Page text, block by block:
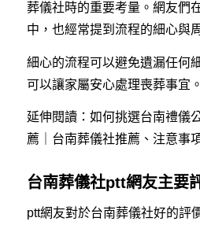
葬儀社時的重要考量。網友們
中，也經常提到流程的細心與
細心的流程可以避免遺漏任何
可以讓家屬安心處理喪葬事宜。
延伸閱讀： 如何挑選台南禮儀
薦｜台南葬儀社推薦、注意事
台南葬儀社ptt網友主要
ptt網友對於台南葬儀社好的評